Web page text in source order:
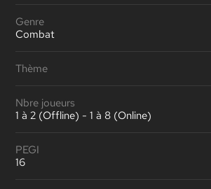
Genre
Combat
Thème
Nbre joueurs
1 à 2 (Offline) - 1 à 8 (Online)
PEGI
16